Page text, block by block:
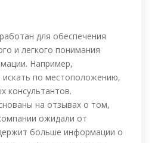
для обеспечения
и легкого понимания
Например,
искать по местоположению,
консультантов.
на отзывах о том,
ожидали от
больше информации о